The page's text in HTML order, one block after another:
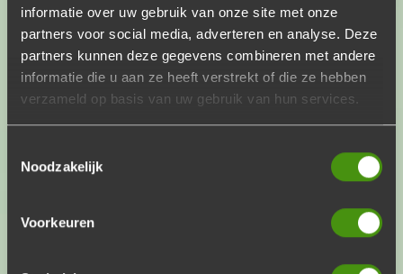
informatie over uw gebruik van onze site met onze
partners voor social media, adverteren en analyse. Deze
partners kunnen deze gegevens combineren met andere
informatie die u aan ze heeft verstrekt of die ze hebben
verzameld op basis van uw gebruik van hun services.
Noodzakelijk
Voorkeuren
Een boerengenot, direct vanaf het land!
€21,95 Aantal
Voeg toe
Een luxe lekkernij voor een uitstekende prijs!
Voeg toe